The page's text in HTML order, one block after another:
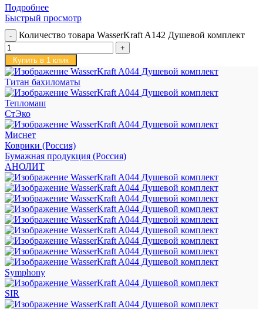
Подробнее
Быстрый просмотр
Количество товара WasserKraft A142 Душевой комплект
Купить в 1 клик
Титан бахиломаты
Тепломаш
СтЭко
Миснет
Коврики (Россия)
Бумажная продукция (Россия)
АНОЛИТ
Symphony
SIR